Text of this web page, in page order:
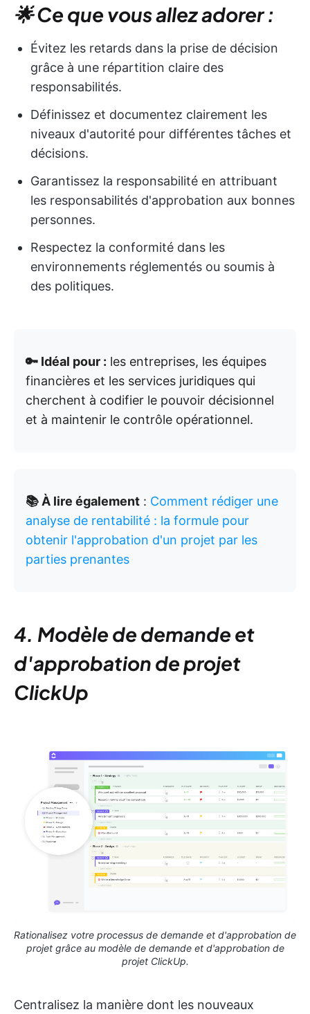
🌟 Ce que vous allez adorer :
Évitez les retards dans la prise de décision
grâce à une répartition claire des
responsabilités.
Définissez et documentez clairement les
niveaux d'autorité pour différentes tâches et
décisions.
Garantissez la responsabilité en attribuant
les responsabilités d'approbation aux bonnes
personnes.
Respectez la conformité dans les
environnements réglementés ou soumis à
des politiques.
🔑 Idéal pour : les entreprises, les équipes
financières et les services juridiques qui
cherchent à codifier le pouvoir décisionnel
et à maintenir le contrôle opérationnel.
📚 À lire également : Comment rédiger une
analyse de rentabilité : la formule pour
obtenir l'approbation d'un projet par les
parties prenantes
4. Modèle de demande et
d'approbation de projet
ClickUp
Rationalisez votre processus de demande et d'approbation de
projet grâce au modèle de demande et d'approbation de
projet ClickUp.
Centralisez la manière dont les nouveaux